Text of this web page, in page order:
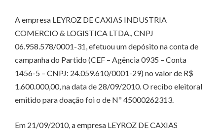
A empresa LEYROZ DE CAXIAS INDUSTRIA
COMERCIO & LOGISTICA LTDA., CNPJ
06.958.578/0001-31, efetuou um depósito na conta de
campanha do Partido (CEF – Agência 0935 – Conta
1456-5 – CNPJ: 24.059.610/0001-29) no valor de R$
1.600.000,00, na data de 28/09/2010. O recibo eleitoral
emitido para doação foi o de Nº 45000262313.
Em 21/09/2010, a empresa LEYROZ DE CAXIAS